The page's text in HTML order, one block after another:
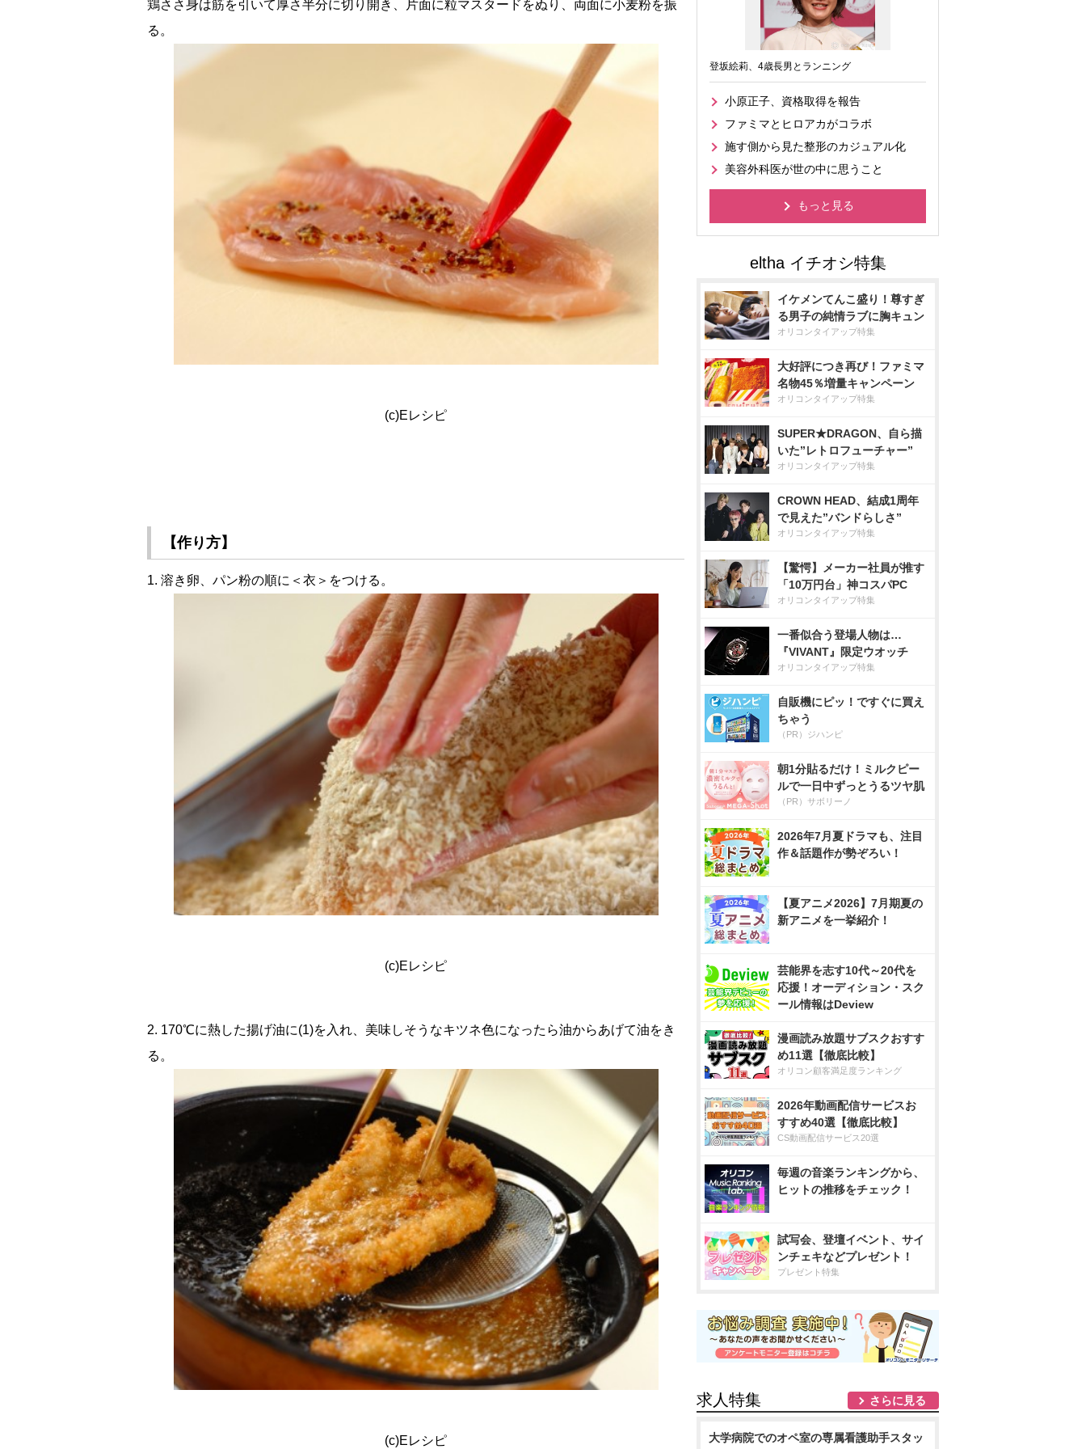
鶏ささ身は筋を引いて厚さ半分に切り開き、片面に粒マスタードをぬり、両面に小麦粉を振
る。
(c)Eレシピ
【作り方】
1. 溶き卵、パン粉の順に＜衣＞をつける。
(c)Eレシピ
2. 170℃に熱した揚げ油に(1)を入れ、美味しそうなキツネ色になったら油からあげて油をき
る。
(c)Eレシピ
登坂絵莉、4歳長男とランニング
小原正子、資格取得を報告
ファミマとヒロアカがコラボ
施す側から見た整形のカジュアル化
美容外科医が世の中に思うこと
もっと見る
イケメンてんこ盛り！尊すぎ
る男子の純情ラブに胸キュン
オリコンタイアップ特集
大好評につき再び！ファミマ
名物45％増量キャンペーン
オリコンタイアップ特集
SUPER★DRAGON、自ら描
いた”レトロフューチャー”
オリコンタイアップ特集
CROWN HEAD、結成1周年
で見えた”バンドらしさ”
オリコンタイアップ特集
【驚愕】メーカー社員が推す
「10万円台」神コスパPC
オリコンタイアップ特集
一番似合う登場人物は…
『VIVANT』限定ウオッチ
オリコンタイアップ特集
自販機にピッ！ですぐに買え
ちゃう
（PR）ジハンピ
朝1分貼るだけ！ミルクピー
ルで一日中ずっとうるツヤ肌
（PR）サボリーノ
2026年7月夏ドラマも、注目
作＆話題作が勢ぞろい！
【夏アニメ2026】7月期夏の
新アニメを一挙紹介！
芸能界を志す10代～20代を
応援！オーディション・スク
ール情報はDeview
漫画読み放題サブスクおすす
め11選【徹底比較】
オリコン顧客満足度ランキング
2026年動画配信サービスお
すすめ40選【徹底比較】
CS動画配信サービス20選
毎週の音楽ランキングから、
ヒットの推移をチェック！
試写会、登壇イベント、サイ
ンチェキなどプレゼント！
プレゼント特集
求人特集 さらに見る
大学病院でのオペ室の専属看護助手スタッ